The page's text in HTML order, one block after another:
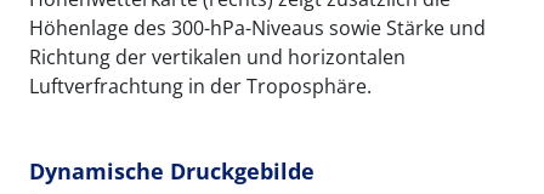
Höhenlage des 300-hPa-Niveaus sowie Stärke und
Richtung der vertikalen und horizontalen
Luftverfrachtung in der Troposphäre.
Dynamische Druckgebilde